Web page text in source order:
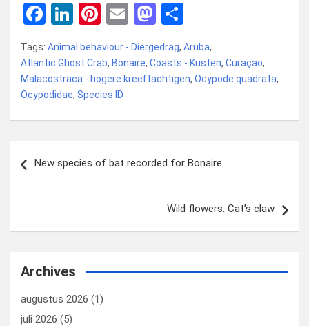
F
a
ce
b
o
o
Li
n
ke
dI
n
Pi
nt
er
es
t
E
m
ail
M
a
st
o
o
el
e
n
Tags: Animal behaviour - Diergedrag, Aruba,
Atlantic Ghost Crab, Bonaire, Coasts - Kusten, Curaçao,
Malacostraca - hogere kreeftachtigen, Ocypode quadrata,
Ocypodidae, Species ID
navigatie
New species of bat recorded for Bonaire
Wild flowers: Cat’s claw
Archives
augustus 2026 (1)
juli 2026 (5)